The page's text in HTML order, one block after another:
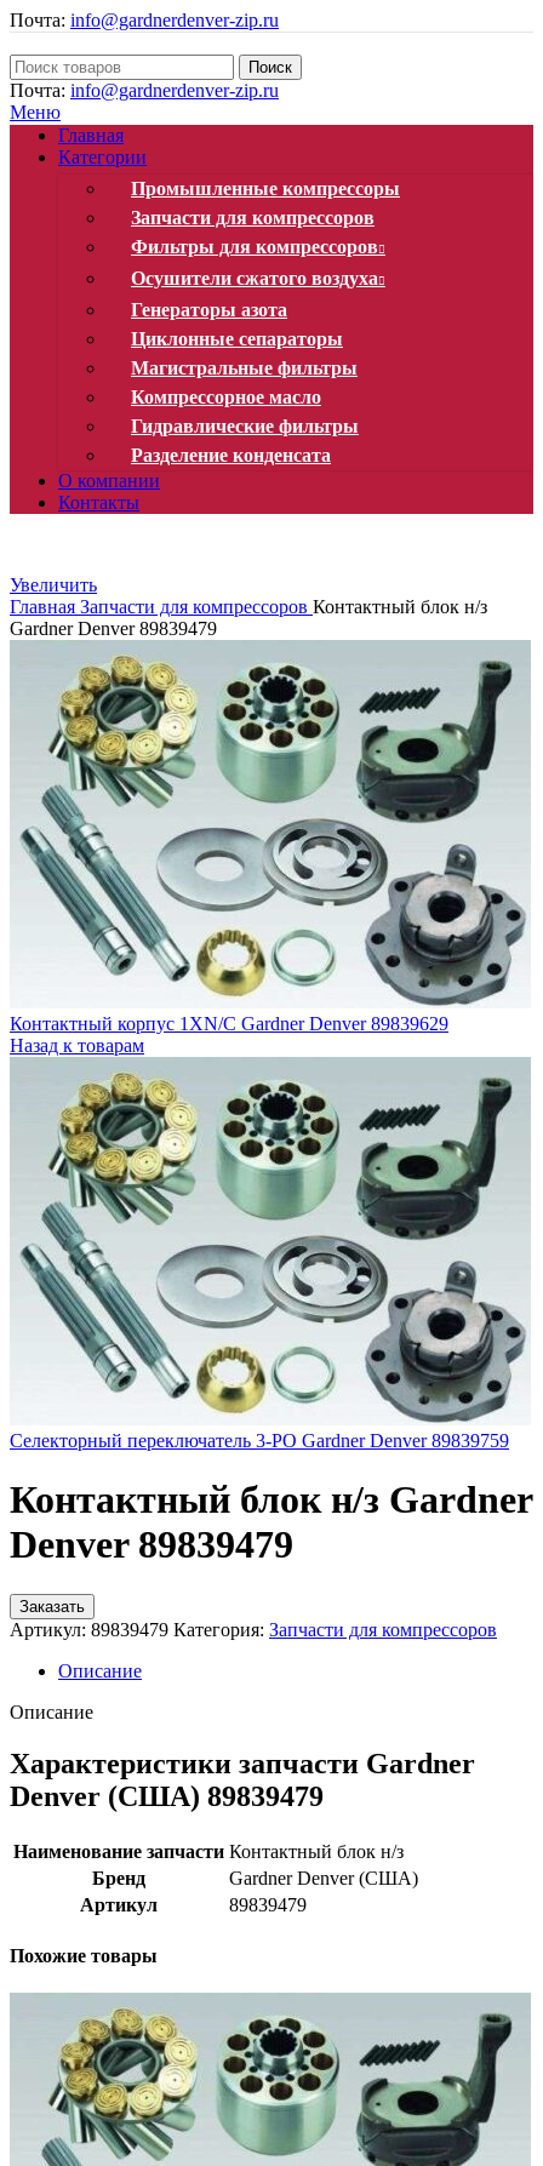
Почта: info@gardnerdenver-zip.ru
Поиск
Почта: info@gardnerdenver-zip.ru
Меню
Главная
Категории
Промышленные компрессоры
Запчасти для компрессоров
Фильтры для компрессоров
Осушители сжатого воздуха
Генераторы азота
Циклонные сепараторы
Магистральные фильтры
Компрессорное масло
Гидравлические фильтры
Разделение конденсата
О компании
Контакты
Увеличить
Главная Запчасти для компрессоров Контактный блок н/з
Gardner Denver 89839479
Контактный корпус 1XN/C Gardner Denver 89839629
Назад к товарам
Селекторный переключатель 3-PO Gardner Denver 89839759
Контактный блок н/з Gardner
Denver 89839479
Заказать
Артикул: 89839479 Категория: Запчасти для компрессоров
Описание
Описание
Характеристики запчасти Gardner
Denver (США) 89839479
Наименование запчасти Контактный блок н/з
Бренд
Gardner Denver (США)
Артикул
89839479
Похожие товары